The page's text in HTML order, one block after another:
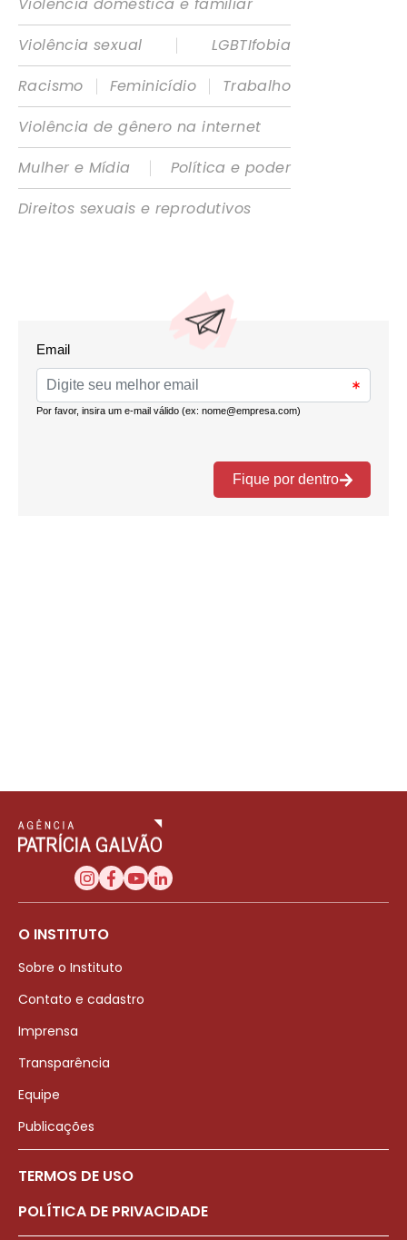
Violência sexual
|
LGBTIfobia
Racismo
| Feminicídio |
Trabalho
Violência de gênero na internet
Mulher e Mídia
|
Política e poder
Direitos sexuais e reprodutivos
O INSTITUTO
Sobre o Instituto
Contato e cadastro
Imprensa
Transparência
Equipe
Publicações
TERMOS DE USO
POLÍTICA DE PRIVACIDADE